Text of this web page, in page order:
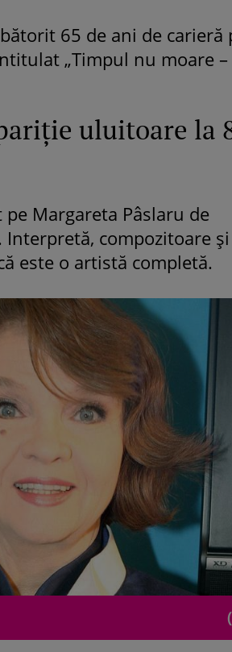
65 de ani de carieră
„Timpul nu moare –
uluitoare la
Margareta Pâslaru de
compozitoare și
este o artistă completă.